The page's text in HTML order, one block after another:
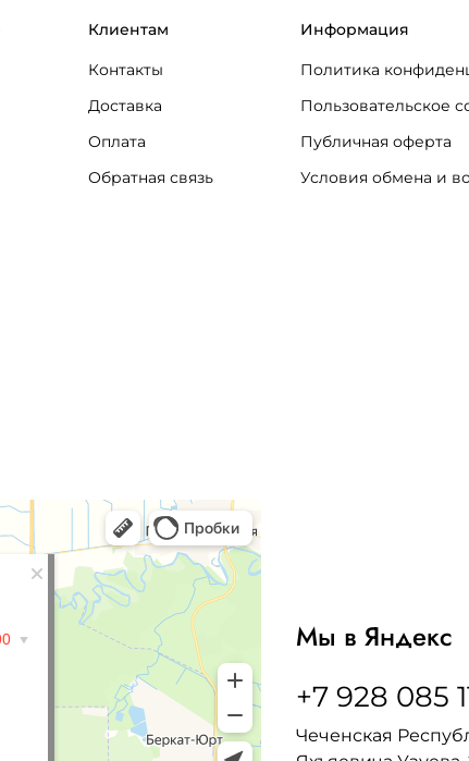
Клиентам
Контакты
Доставка
Оплата
Обратная связь
Информация
Политика
Пользовательское
Публичная оферта
Условия обмена и
Мы в Яндекс
+7 928 085
Чеченская